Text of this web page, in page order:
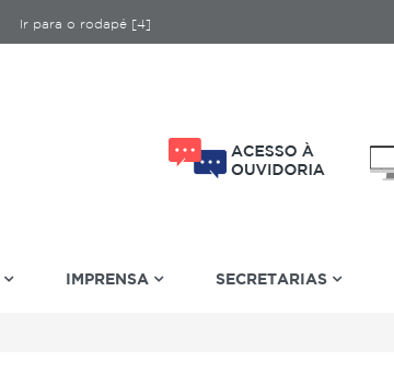
Ir para o rodapé [4]
IMPRENSA SECRETARIAS